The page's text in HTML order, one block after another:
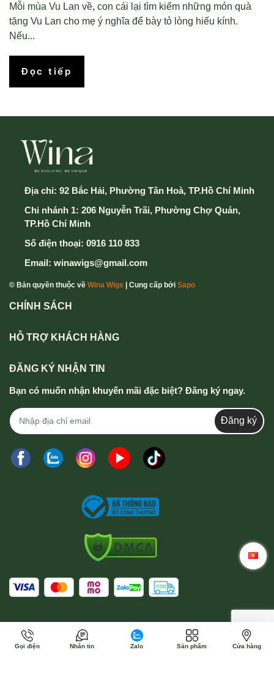
Mỗi mùa Vu Lan về, con cái lại tìm kiếm những món quà
tặng Vu Lan cho mẹ ý nghĩa để bày tỏ lòng hiếu kính.
Nếu...
Đọc tiếp
Địa chỉ: 92 Bắc Hải, Phường Tân Hoà, TP.Hồ Chí Minh
Chi nhánh 1: 206 Nguyễn Trãi, Phường Chợ Quán,
TP.Hồ Chí Minh
Số điện thoại: 0916 110 833
Email: winawigs@gmail.com
© Bản quyền thuộc về Wina Wigs | Cung cấp bởi Sapo
CHÍNH SÁCH
HỖ TRỢ KHÁCH HÀNG
ĐĂNG KÝ NHẬN TIN
Bạn có muốn nhận khuyến mãi đặc biệt? Đăng ký ngay.
Đăng ký
Gọi điện Nhắn tin Zalo Sản phẩm Cửa hàng